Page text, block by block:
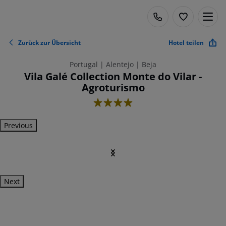
Zurück zur Übersicht Hotel teilen
Portugal | Alentejo | Beja
Vila Galé Collection Monte do Vilar -
Agroturismo
4
Previous
Next